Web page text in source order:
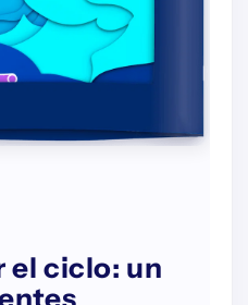
el ciclo: un